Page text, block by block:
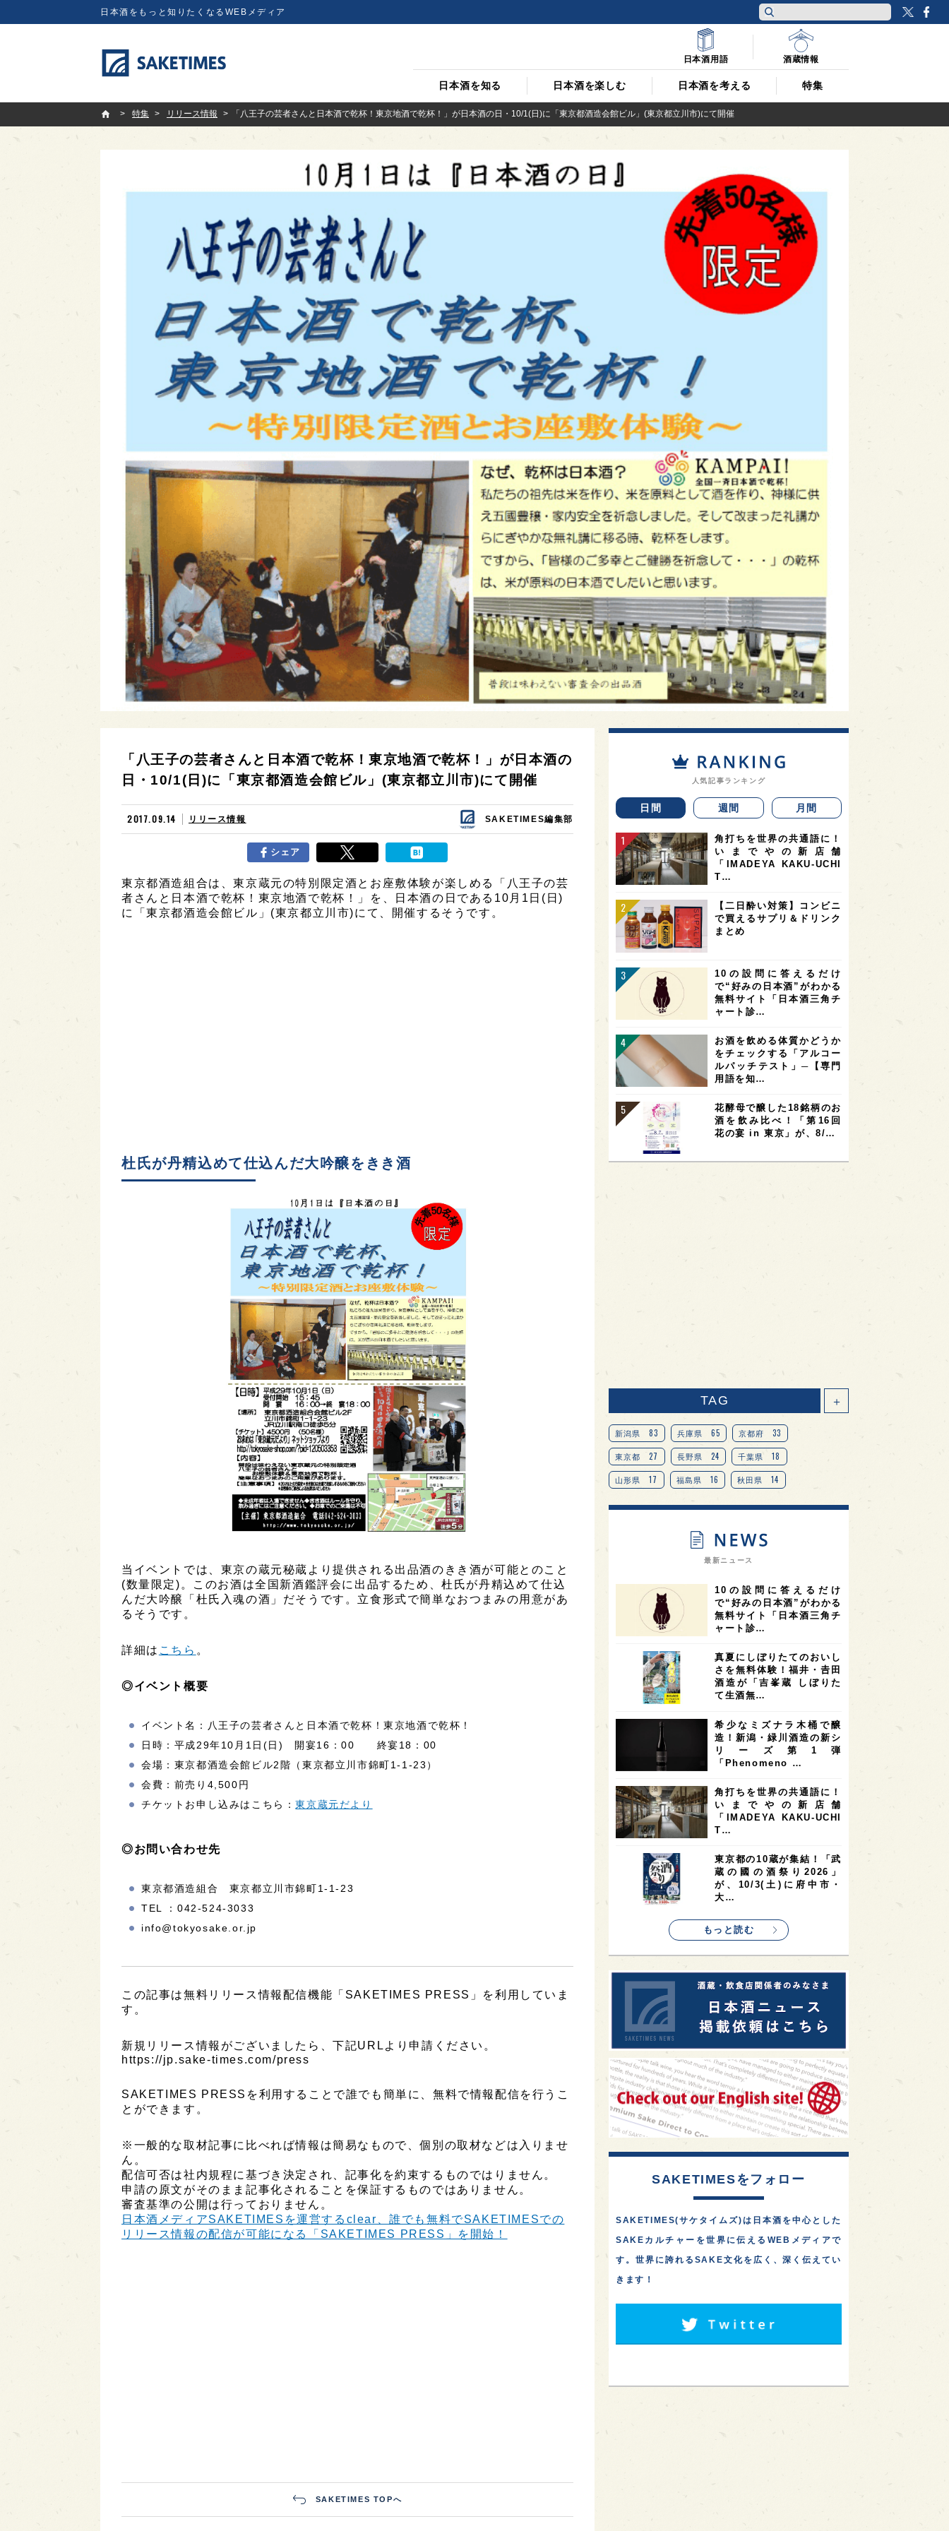
日本酒をもっと知りたくなるWEBメディア
日本酒を知る 日本酒を楽しむ 日本酒を考える 特集
日本酒用語 酒蔵情報
SAKETIMES
特集
リリース情報 「八王子の芸者さんと日本酒で乾杯！東京地酒で乾杯！」が日本酒の日・10/1(日)に「東京都酒造会館ビル」(東京都立川市)にて開催
「八王子の芸者さんと日本酒で乾杯！東京地酒で乾杯！」が日本酒の
日・10/1(日)に「東京都酒造会館ビル」(東京都立川市)にて開催
2017.09.14 リリース情報 SAKETIMES編集部
シェア
東京都酒造組合は、東京蔵元の特別限定酒とお座敷体験が楽しめる「八王子の芸
者さんと日本酒で乾杯！東京地酒で乾杯！」を、日本酒の日である10月1日(日)
に「東京都酒造会館ビル」(東京都立川市)にて、開催するそうです。
杜氏が丹精込めて仕込んだ大吟醸をきき酒
当イベントでは、東京の蔵元秘蔵より提供される出品酒のきき酒が可能とのこと
(数量限定)。このお酒は全国新酒鑑評会に出品するため、杜氏が丹精込めて仕込
んだ大吟醸「杜氏入魂の酒」だそうです。立食形式で簡単なおつまみの用意があ
るそうです。
詳細は こちら 。
◎イベント概要
イベント名：八王子の芸者さんと日本酒で乾杯！東京地酒で乾杯！
日時：平成29年10月1日(日) 開宴16：00 終宴18：00
会場：東京都酒造会館ビル2階（東京都立川市錦町1-1-23）
会費：前売り4,500円
チケットお申し込みはこちら：東京蔵元だより
◎お問い合わせ先
東京都酒造組合 東京都立川市錦町1-1-23
TEL ：042-524-3033
info@tokyosake.or.jp
この記事は無料リリース情報配信機能「SAKETIMES PRESS」を利用していま
す。
新規リリース情報がございましたら、下記URLより申請ください。
https://jp.sake-times.com/press
SAKETIMES PRESSを利用することで誰でも簡単に、無料で情報配信を行うこ
とができます。
※一般的な取材記事に比べれば情報は簡易なもので、個別の取材などは入りませ
ん。
配信可否は社内規程に基づき決定され、記事化を約束するものではりません。
申請の原文がそのまま記事化されることを保証するものではありません。
審査基準の公開は行っておりません。
日本酒メディアSAKETIMESを運営するclear、誰でも無料でSAKETIMESでの
リリース情報の配信が可能になる「SAKETIMES PRESS」を開始！
SAKETIMES TOPへ
人気記事ランキング
日間 週間 月間
角打ちを世界の共通語に！
いまでやの新店舗
「IMADEYA KAKU-UCHI
T…
【二日酔い対策】コンビニ
で買えるサプリ＆ドリンク
まとめ
10の設問に答えるだけ
で“好みの日本酒”がわかる
無料サイト「日本酒三角チ
ャート診…
お酒を飲める体質かどうか
をチェックする「アルコー
ルパッチテスト」─【専門
用語を知…
花酵母で醸した18銘柄のお
酒を飲み比べ！「第16回
花の宴 in 東京」が、8/…
TAG ＋
新潟県 83 兵庫県 65 京都府 33
東京都 27 長野県 24 千葉県 18
山形県 17 福島県 16 秋田県 14
愛知県 14 宮城県 14 岐阜県 13
オピニオンリーダーの視点 9
奈良県 滋賀県 7 和歌山県 6
富山県 6 フランス 6 高知県 5 島根県 5
4 アメリカ 4 神奈川県 4
4 三重県 大阪府 3
オーストラリア 台湾 2 アジア 2
SAKEの時代を生きる 静岡県 1 長崎県
全蔵めぐり 1 シンガポール 1 カナダ 1
群馬県 1 熊本県 徳島県
イギリス 1 ノルウェー 1 新宿区 1
歌舞伎町 1 1 鳥取県 1
saketimes_image_4
最新ニュース
10の設問に答えるだけ
で“好みの日本酒”がわかる
無料サイト「日本酒三角チ
ャート診…
真夏にしぼりたてのおいし
さを無料体験！福井・𠮷田
酒造が「吉峯蔵 しぼりた
て生酒無…
希少なミズナラ木桶で醸
造！新潟・緑川酒造の新シ
リーズ第1弾
「Phenomeno …
角打ちを世界の共通語に！
いまでやの新店舗
「IMADEYA KAKU-UCHI
T…
東京都の10蔵が集結！「武
蔵の國の酒祭り2026」
が、10/3(土)に府中市・
大…
もっと読む
SAKETIMESをフォロー
SAKETIMES(サケタイムズ)は日本酒を中心とした
SAKEカルチャーを世界に伝えるWEBメディアで
す。世界に誇れるSAKE文化を広く、深く伝えてい
きます！